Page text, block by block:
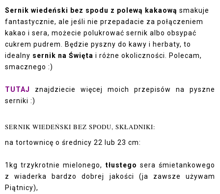
Sernik wiedeński bez spodu z polewą kakaową smakuje
fantastycznie, ale jeśli nie przepadacie za połączeniem
kakao i sera, możecie polukrować sernik albo obsypać
cukrem pudrem. Będzie pyszny do kawy i herbaty, to
idealny sernik na Święta i różne okoliczności. Polecam,
smacznego :)
TUTAJ
znajdziecie więcej moich przepisów na pyszne
serniki :)
SERNIK WIEDEŃSKI BEZ SPODU, SKŁADNIKI:
na tortownicę o średnicy 22 lub 23 cm:
1kg trzykrotnie mielonego, tłustego sera śmietankowego
z wiaderka bardzo dobrej jakości (ja zawsze używam
Piątnicy),